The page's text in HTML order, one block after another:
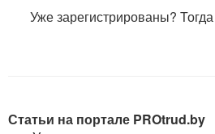
органов, иных организаций
предпринимателей, с
(далее — перечень);
Уже зарегистрированы? Тогда
Статьи на портале PROtrud.by